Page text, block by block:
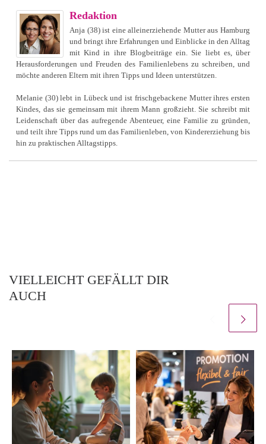
Redaktion
Anja (38) ist eine alleinerziehende Mutter aus Hamburg
und bringt ihre Erfahrungen und Einblicke in den Alltag
mit Kind in ihre Blogbeiträge ein. Sie liebt es, über
Herausforderungen und Freuden des Familienlebens zu schreiben, und
möchte anderen Eltern mit ihren Tipps und Ideen unterstützen.
Melanie (30) lebt in Lübeck und ist frischgebackene Mutter ihres ersten
Kindes, das sie gemeinsam mit ihrem Mann großzieht. Sie schreibt mit
Leidenschaft über das aufregende Abenteuer, eine Familie zu gründen,
und teilt ihre Tipps rund um das Familienleben, von Kindererziehung bis
hin zu praktischen Alltagstipps.
VIELLEICHT GEFÄLLT DIR
AUCH